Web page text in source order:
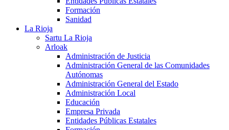
Formación
Sanidad
La Rioja
Sartu La Rioja
Arloak
Administración de Justicia
Administración General de las Comunidades
Autónomas
Administración General del Estado
Administración Local
Educación
Empresa Privada
Entidades Públicas Estatales